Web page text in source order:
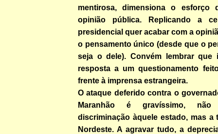
mentirosa, dimensiona o esforço
opinião pública. Replicando a
presidencial quer acabar com a
o pensamento único (desde que o
seja o dele). Convém lembrar
resposta a um questionamento
frente à imprensa estrangeira.
O ataque deferido contra o
Maranhão é gravíssimo,
discriminação àquele estado, mas
Nordeste. A agravar tudo, a